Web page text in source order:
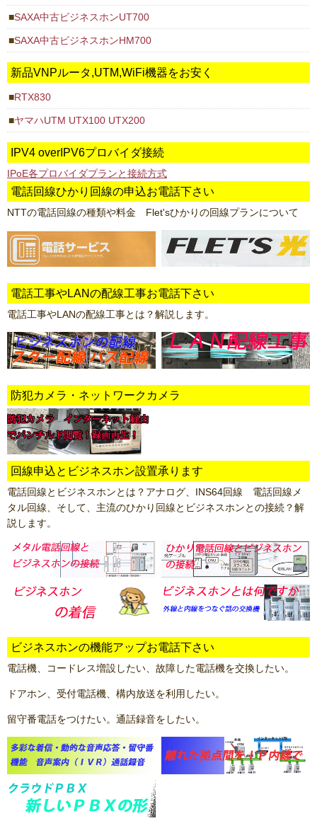
SAXA中古ビジネスホンUT700
SAXA中古ビジネスホンHM700
新品VNPルータ,UTM,WiFi機器をお安く
RTX830
ヤマハUTM UTX100 UTX200
IPV4 overIPV6プロバイダ接続
IPoE各プロバイダプランと接続方式
電話回線ひかり回線の申込お電話下さい
NTTの電話回線の種類や料金 Flet'sひかりの回線プランについて
電話工事やLANの配線工事お電話下さい
電話工事やLANの配線工事とは？解説します。
防犯カメラ・ネットワークカメラ
回線申込とビジネスホン設置承ります
電話回線とビジネスホンとは？アナログ、INS64回線 電話回線メ
タル回線、そして、主流のひかり回線とビジネスホンとの接続？解
説します。
ビジネスホンの機能アップお電話下さい
電話機、コードレス増設したい、故障した電話機を交換したい。
ドアホン、受付電話機、構内放送を利用したい。
留守番電話をつけたい。通話録音をしたい。